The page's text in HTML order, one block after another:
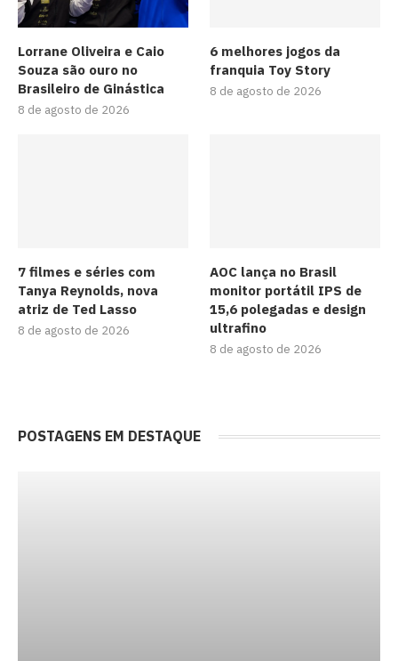
Lorrane Oliveira e Caio
Souza são ouro no
Brasileiro de Ginástica
8 de agosto de 2026
6 melhores jogos da
franquia Toy Story
8 de agosto de 2026
7 filmes e séries com
Tanya Reynolds, nova
atriz de Ted Lasso
8 de agosto de 2026
AOC lança no Brasil
monitor portátil IPS de
15,6 polegadas e design
ultrafino
8 de agosto de 2026
POSTAGENS EM DESTAQUE